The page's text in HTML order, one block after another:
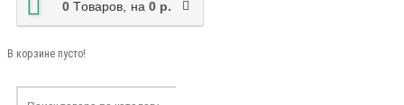
0 Tоваров, на 0 р.
В корзине пусто!